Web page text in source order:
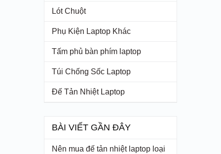
Lót Chuột
Phụ Kiện Laptop Khác
Tấm phủ bàn phím laptop
Túi Chống Sốc Laptop
Đế Tản Nhiệt Laptop
BÀI VIẾT GẦN ĐÂY
Nên mua đế tản nhiệt laptop loại